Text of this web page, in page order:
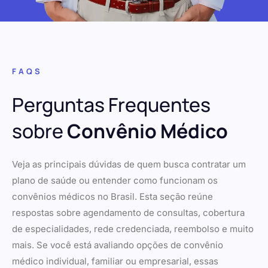
FAQS
Perguntas Frequentes
sobreConvênio Médico
Veja as principais dúvidas de quem busca contratar um
plano de saúde ou entender como funcionam os
convênios médicos no Brasil. Esta seção reúne
respostas sobre agendamento de consultas, cobertura
de especialidades, rede credenciada, reembolso e muito
mais. Se você está avaliando opções de convênio
médico individual, familiar ou empresarial, essas